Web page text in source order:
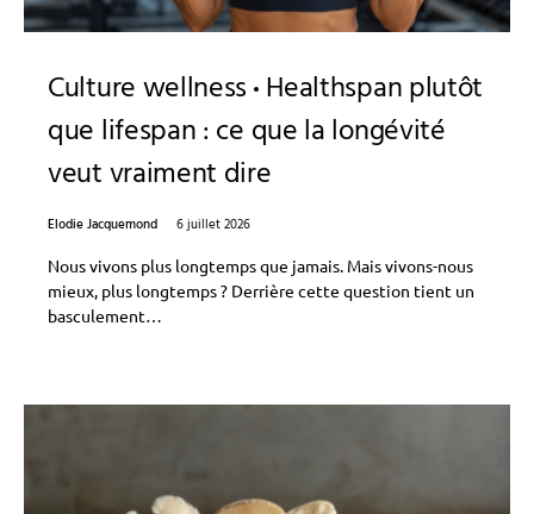
Culture wellness Healthspan plutôt
que lifespan : ce que la longévité
veut vraiment dire
Elodie Jacquemond
6 juillet 2026
Nous vivons plus longtemps que jamais. Mais vivons-nous
mieux, plus longtemps ? Derrière cette question tient un
basculement…